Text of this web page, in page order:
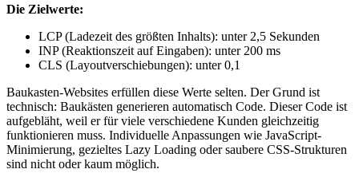
Die Zielwerte:
LCP (Ladezeit des größten Inhalts): unter 2,5 Sekunden
INP (Reaktionszeit auf Eingaben): unter 200 ms
CLS (Layoutverschiebungen): unter 0,1
Baukasten-Websites erfüllen diese Werte selten. Der Grund ist
technisch: Baukästen generieren automatisch Code. Dieser Code ist
aufgebläht, weil er für viele verschiedene Kunden gleichzeitig
funktionieren muss. Individuelle Anpassungen wie JavaScript-
Minimierung, gezieltes Lazy Loading oder saubere CSS-Strukturen
sind nicht oder kaum möglich.